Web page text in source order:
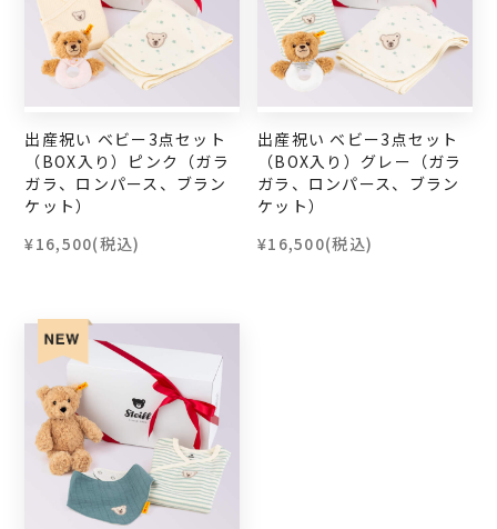
出産祝い ベビー3点セット
（BOX入り）ピンク（ガラ
ガラ、ロンパース、ブラン
ケット）
¥16,500(税込)
出産祝い ベビー3点セット
（BOX入り）グレー（ガラ
ガラ、ロンパース、ブラン
ケット）
¥16,500(税込)